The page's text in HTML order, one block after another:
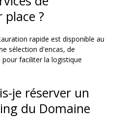
?
rapide est disponible au
sélection d'encas, de
faciliter la logistique
je réserver un
du Domaine